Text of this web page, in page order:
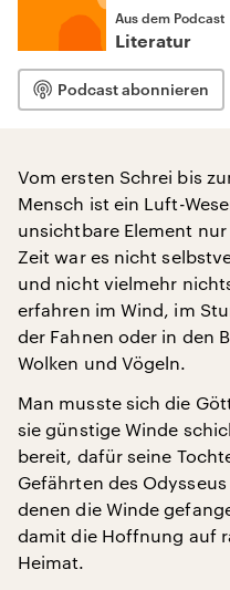
Aus dem Podcast
Literatur
Podcast abonnieren
Vom ersten Schrei bis
Mensch ist ein Luft-
unsichtbare Element
Zeit war es nicht
und nicht vielmehr
erfahren im Wind, im
der Fahnen oder in den
Wolken und Vögeln.
Man musste sich die
sie günstige Winde
bereit, dafür seine
Gefährten des
denen die Winde
damit die Hoffnung auf
Heimat.